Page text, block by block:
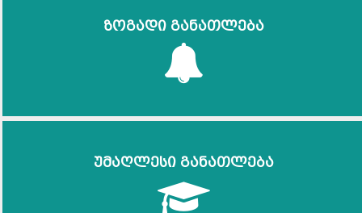
ზოგადი განათლება
უმაღლესი განათლება